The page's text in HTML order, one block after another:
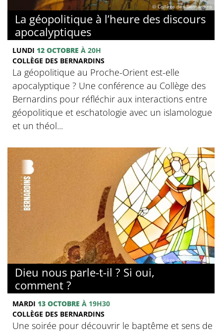
© Collège des Bernardins
La géopolitique à l’heure des discours
apocalyptiques
LUNDI 12 OCTOBRE À 20H
COLLÈGE DES BERNARDINS
La géopolitique au Proche-Orient est-elle
apocalyptique ? Une conférence au Collège des
Bernardins pour réfléchir aux interactions entre
géopolitique et eschatologie avec un islamologue
et un théol...
© Collège des Bernardins
Dieu nous parle-t-il ? Si oui,
comment ?
MARDI 13 OCTOBRE À 19H30
COLLÈGE DES BERNARDINS
Une soirée pour découvrir le baptême et sens de